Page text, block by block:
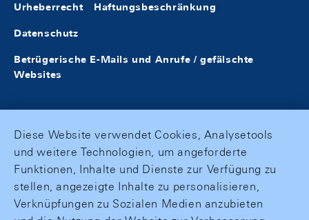
Urheberrecht Haftungsbeschränkung
Datenschutz
Betrügerische E-Mails und Anrufe / gefälschte
Websites
Diese Website verwendet Cookies, Analysetools
und weitere Technologien, um angeforderte
Funktionen, Inhalte und Dienste zur Verfügung zu
stellen, angezeigte Inhalte zu personalisieren,
Verknüpfungen zu Sozialen Medien anzubieten